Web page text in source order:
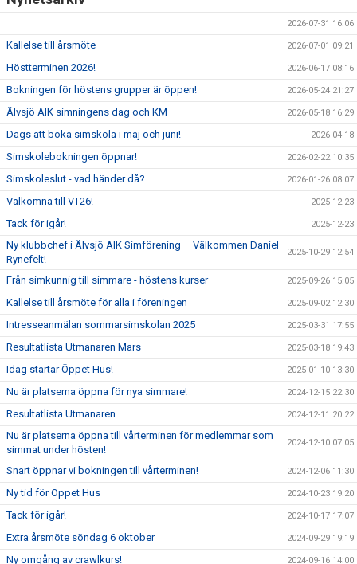
2026-07-31 16:06
Kallelse till årsmöte 2026-07-01 09:21
Höstterminen 2026! 2026-06-17 08:16
Bokningen för höstens grupper är öppen! 2026-05-24 21:27
Älvsjö AIK simningens dag och KM 2026-05-18 16:29
Dags att boka simskola i maj och juni! 2026-04-18
Simskolebokningen öppnar! 2026-02-22 10:35
Simskoleslut - vad händer då? 2026-01-26 08:07
Välkomna till VT26! 2025-12-23
Tack för igår! 2025-12-23
Ny klubbchef i Älvsjö AIK Simförening – Välkommen Daniel
Rynefelt!
2025-10-29 12:54
Från simkunnig till simmare - höstens kurser 2025-09-26 15:05
Kallelse till årsmöte för alla i föreningen 2025-09-02 12:30
Intresseanmälan sommarsimskolan 2025 2025-03-31 17:55
Resultatlista Utmanaren Mars 2025-03-18 19:43
Idag startar Öppet Hus! 2025-01-10 13:30
Nu är platserna öppna för nya simmare! 2024-12-15 22:30
Resultatlista Utmanaren 2024-12-11 20:22
Nu är platserna öppna till vårterminen för medlemmar som
simmat under hösten!
2024-12-10 07:05
Snart öppnar vi bokningen till vårterminen! 2024-12-06 11:30
Ny tid för Öppet Hus 2024-10-23 19:20
Tack för igår! 2024-10-17 17:07
Extra årsmöte söndag 6 oktober 2024-09-29 19:19
Ny omgång av crawlkurs! 2024-09-16 14:00